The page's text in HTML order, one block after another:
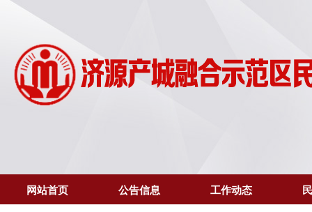
网站首页 公告信息 工作动态